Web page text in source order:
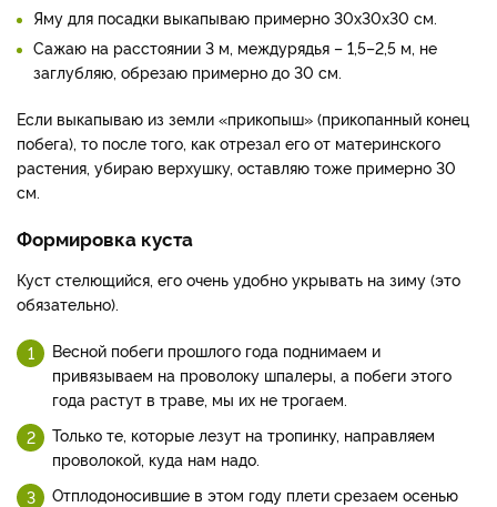
Яму для посадки выкапываю примерно 30х30х30 см.
Сажаю на расстоянии 3 м, междурядья – 1,5–2,5 м, не
заглубляю, обрезаю примерно до 30 см.
Если выкапываю из земли «прикопыш» (прикопанный конец
побега), то после того, как отрезал его от материнского
растения, убираю верхушку, оставляю тоже примерно 30
см.
Формировка куста
Куст стелющийся, его очень удобно укрывать на зиму (это
обязательно).
Весной побеги прошлого года поднимаем и
привязываем на проволоку шпалеры, а побеги этого
года растут в траве, мы их не трогаем.
Только те, которые лезут на тропинку, направляем
проволокой, куда нам надо.
Отплодоносившие в этом году плети срезаем осенью